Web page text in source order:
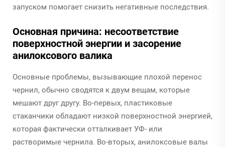
запуском помогает снизить негативные последствия.
Основная причина: несоответствие
поверхностной энергии и засорение
анилоксового валика
Основные проблемы, вызывающие плохой перенос
чернил, обычно сводятся к двум вещам, которые
мешают друг другу. Во-первых, пластиковые
стаканчики обладают низкой поверхностной энергией,
которая фактически отталкивает УФ- или
растворимые чернила. Во-вторых, анилоксовые валы